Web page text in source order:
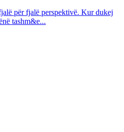
për fjalë perspektivë. Kur dukej
tashm&e...